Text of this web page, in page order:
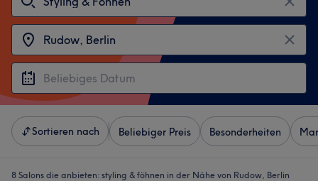
Sortieren nach Beliebiger Preis Besonderheiten
8 Salons die anbieten: styling & föhnen in der Nähe von Rudow, Berlin